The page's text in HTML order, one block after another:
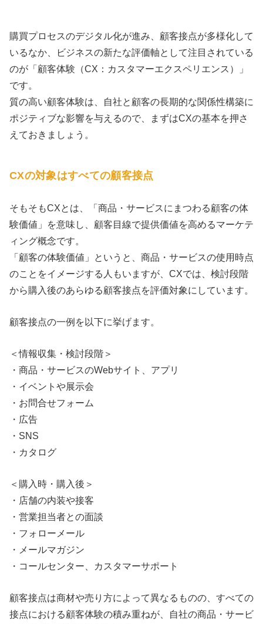
購買プロセスのデジタル化が進み、顧客接点が多様化して
いるなか、ビジネスの新たな評価軸として注目されている
のが「顧客体験（CX：カスタマーエクスペリエンス）」
です。
質の高い顧客体験は、自社と顧客の長期的な関係性構築に
ポジティブな影響を与えるので、まずはCXの基本を押さ
えておきましょう。
CXの対象はすべての顧客接点
そもそもCXとは、「商品・サービスにまつわる顧客の体
験価値」を意味し、顧客目線で提供価値を高めるマーケテ
ィング概念です。
「顧客の体験価値」というと、商品・サービスの使用時点
のことをイメージする人もいますが、CXでは、検討段階
から購入後のあらゆる顧客接点を評価対象にしています。
顧客接点の一例を以下に挙げます。
＜情報収集・検討段階＞
・商品・サービスのWebサイト、アプリ
・イベントや展示会
・お問合せフォーム
・広告
・SNS
・カタログ
＜購入時・購入後＞
・店舗の内装や接客
・営業担当者との面談
・フォローメール
・メールマガジン
・コールセンター、カスタマーサポート
顧客接点は商材や売り方によって異なるものの、すべての
接点における顧客体験の積み重ねが、自社の商品・サービ